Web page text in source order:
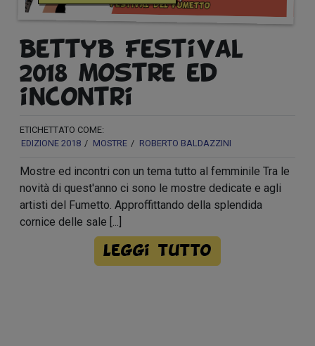
BettyB Festival
2018 mostre ed
incontri
ETICHETTATO COME:
EDIZIONE 2018
MOSTRE ROBERTO BALDAZZINI
Mostre ed incontri con un tema tutto al femminile Tra le
novità di quest'anno ci sono le mostre dedicate e agli
artisti del Fumetto. Approffittando della splendida
cornice delle sale [...]
Leggi tutto